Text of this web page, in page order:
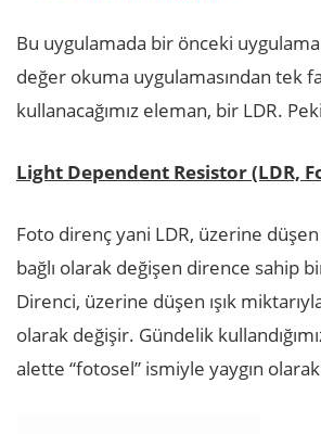
Bu uygulamada bir önceki
değer okuma uygulamasından tek
kullanacağımız eleman, bir LDR.
Light Dependent Resistor (LDR,
Foto direnç yani LDR, üzerine düşen
bağlı olarak değişen dirence sahip
Direnci, üzerine düşen ışık
olarak değişir. Gündelik
alette “fotosel” ismiyle yaygın olarak